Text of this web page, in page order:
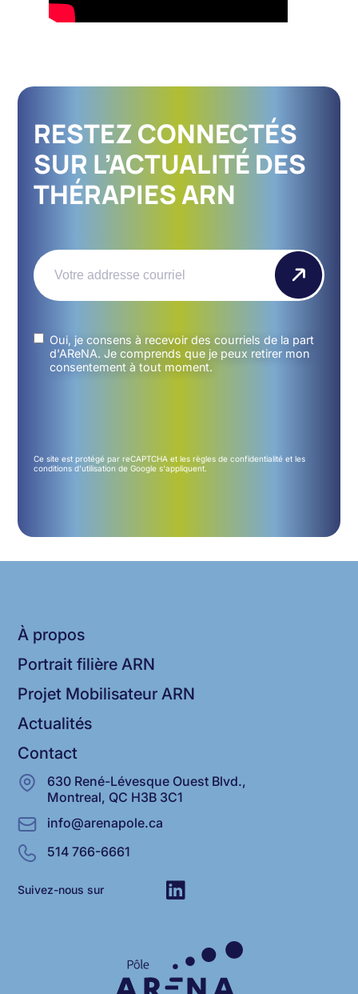
RESTEZ CONNECTÉS
SUR L’ACTUALITÉ DES
THÉRAPIES ARN
Email(Nécessaire)
Untitled(Nécessaire)
Oui, je consens à recevoir des courriels de la part
d'AReNA. Je comprends que je peux retirer mon
consentement à tout moment.
Ce site est protégé par reCAPTCHA et lesrègles de confidentialité et les
conditions d'utilisation de Google s'appliquent.
Suivez-nous sur
À propos
Portrait filière ARN
Projet Mobilisateur ARN
Actualités
Contact
630 René-Lévesque Ouest Blvd.,
Montreal, QC H3B 3C1
info@arenapole.ca
514 766-6661